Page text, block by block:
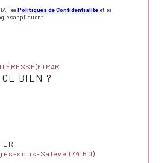
lesPolitiques de Confidentialité et es
s'appliquent.
PAR
CE BIEN ?
sous-Salève (74160)